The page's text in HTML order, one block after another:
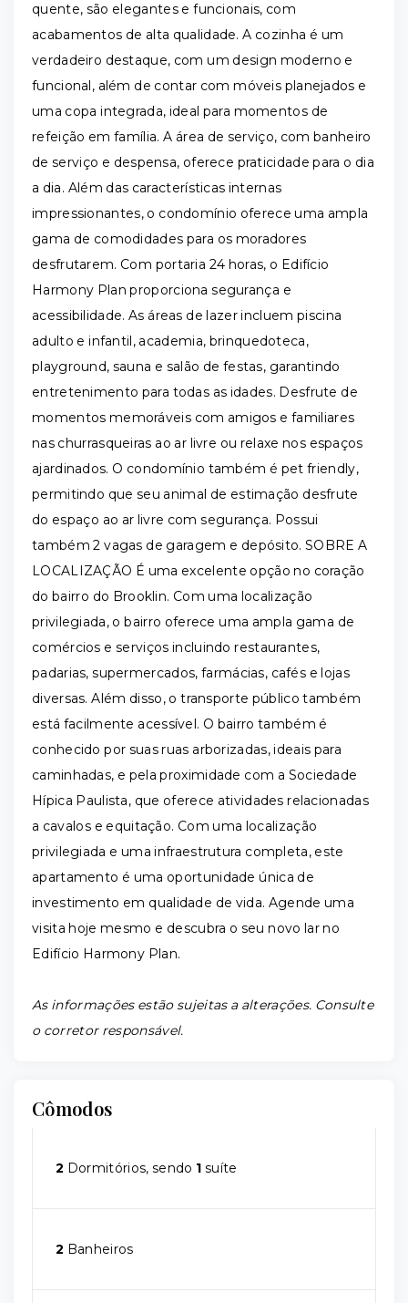
quente, são elegantes e funcionais, com
acabamentos de alta qualidade. A cozinha é um
verdadeiro destaque, com um design moderno e
funcional, além de contar com móveis planejados e
uma copa integrada, ideal para momentos de
refeição em família. A área de serviço, com banheiro
de serviço e despensa, oferece praticidade para o dia
a dia. Além das características internas
impressionantes, o condomínio oferece uma ampla
gama de comodidades para os moradores
desfrutarem. Com portaria 24 horas, o Edifício
Harmony Plan proporciona segurança e
acessibilidade. As áreas de lazer incluem piscina
adulto e infantil, academia, brinquedoteca,
playground, sauna e salão de festas, garantindo
entretenimento para todas as idades. Desfrute de
momentos memoráveis com amigos e familiares
nas churrasqueiras ao ar livre ou relaxe nos espaços
ajardinados. O condomínio também é pet friendly,
permitindo que seu animal de estimação desfrute
do espaço ao ar livre com segurança. Possui
também 2 vagas de garagem e depósito. SOBRE A
LOCALIZAÇÃO É uma excelente opção no coração
do bairro do Brooklin. Com uma localização
privilegiada, o bairro oferece uma ampla gama de
comércios e serviços incluindo restaurantes,
padarias, supermercados, farmácias, cafés e lojas
diversas. Além disso, o transporte público também
está facilmente acessível. O bairro também é
conhecido por suas ruas arborizadas, ideais para
caminhadas, e pela proximidade com a Sociedade
Hípica Paulista, que oferece atividades relacionadas
a cavalos e equitação. Com uma localização
privilegiada e uma infraestrutura completa, este
apartamento é uma oportunidade única de
investimento em qualidade de vida. Agende uma
visita hoje mesmo e descubra o seu novo lar no
Edifício Harmony Plan.
As informações estão sujeitas a alterações. Consulte
o corretor responsável.
Cômodos
2 Dormitórios, sendo 1 suíte
2 Banheiros